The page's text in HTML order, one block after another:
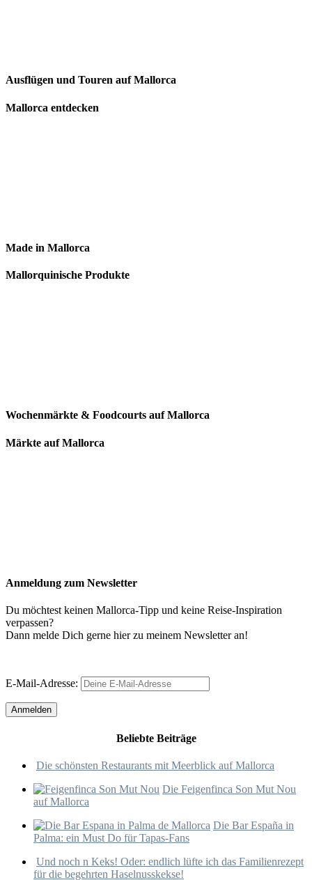
Ausflügen und Touren auf Mallorca
Mallorca entdecken
Made in Mallorca
Mallorquinische Produkte
Wochenmärkte & Foodcourts auf Mallorca
Märkte auf Mallorca
Anmeldung zum Newsletter
Du möchtest keinen Mallorca-Tipp und keine Reise-Inspiration
verpassen?
Dann melde Dich gerne hier zu meinem Newsletter an!
E-Mail-Adresse:
Beliebte Beiträge
Die schönsten Restaurants mit Meerblick auf Mallorca
Die Feigenfinca Son Mut Nou
auf Mallorca
Die Bar España in
Palma: ein Must Do für Tapas-Fans
Und noch n Keks! Oder: endlich lüfte ich das Familienrezept
für die begehrten Haselnusskekse!